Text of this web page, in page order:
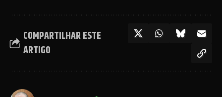
COMPARTILHAR ESTE
ARTIGO